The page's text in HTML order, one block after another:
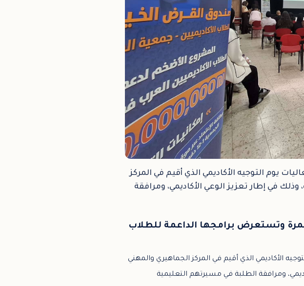
يوم التوجيه الأكاديمي الذي أقيم في المركز
في إطار تعزيز الوعي الأكاديمي، ومرافقة
وتستعرض برامجها الداعمة للطلاب
الأكاديمي الذي أقيم في المركز الجماهيري والمهني
ومرافقة الطلبة في مسيرتهم التعليمية